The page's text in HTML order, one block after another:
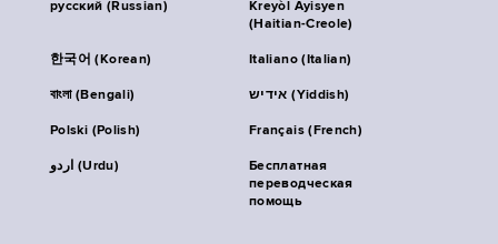
русский (Russian)
Kreyòl Ayisyen
(Haitian-Creole)
한국어 (Korean) Italiano (Italian)
বাংলা (Bengali) אידיש (Yiddish)
Polski (Polish) Français (French)
اردو (Urdu)
Бесплатная
переводческая
помощь